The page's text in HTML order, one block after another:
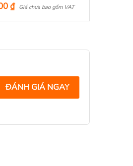
Được xếp
5 sao
₫ Giá chưa bao gồm VAT
ĐÁNH GIÁ NGAY